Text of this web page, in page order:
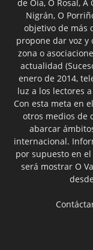
de Oia, O Rosal,
Nigrán, O
objetivo de más
propone dar voz y
zona o
actualidad
enero de 2014,
luz a los lectores
Con esta meta en
otros medios de
abarcar
internacional.
por supuesto en
será mostrar O